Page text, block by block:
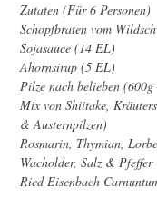
Zutaten (Für 6 Personen)
Schopfbraten vom
Sojasauce (14 EL)
Ahornsirup (5 EL)
Pilze nach belieben (600g
Mix von Shiitake,
& Austernpilzen)
Rosmarin, Thymian,
Wacholder, Salz & Pfeffer
Ried Eisenbach